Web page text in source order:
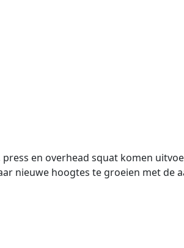
en overhead squat komen
nieuwe hoogtes te groeien met de